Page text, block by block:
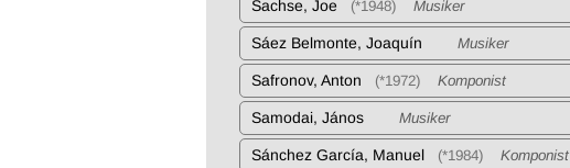
Sachse, Joe (*1948) Musiker
Sáez Belmonte, Joaquín Musiker
Safronov, Anton (*1972) Komponist
Samodai, János Musiker
Sánchez Garcí­a, Manuel (*1984) Komponist